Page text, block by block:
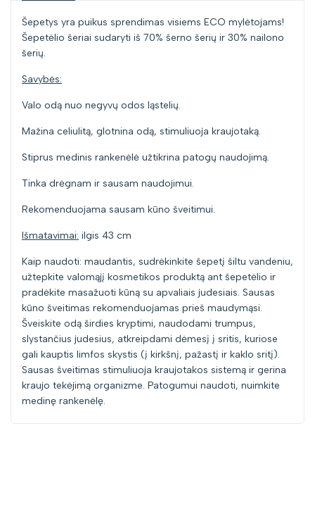
prekei
{{
prekei
Šepetys yra puikus sprendimas visiems ECO mylėtojams!
Šepetėlio šeriai sudaryti iš 70% šerno šerių ir 30% nailono
šerių.
Savybės:
Valo odą nuo negyvų odos ląstelių.
Mažina celiulitą, glotnina odą, stimuliuoja kraujotaką.
Stiprus medinis rankenėlė užtikrina patogų naudojimą.
Tinka drėgnam ir sausam naudojimui.
Rekomenduojama sausam kūno šveitimui.
Išmatavimai: ilgis 43 cm
Kaip naudoti: maudantis, sudrėkinkite šepetį šiltu vandeniu,
užtepkite valomąjį kosmetikos produktą ant šepetėlio ir
pradėkite masažuoti kūną su apvaliais judesiais. Sausas
kūno šveitimas rekomenduojamas prieš maudymąsi.
Šveiskite odą širdies kryptimi, naudodami trumpus,
slystančius judesius, atkreipdami dėmesį į sritis, kuriose
gali kauptis limfos skystis (į kirkšnį, pažastį ir kaklo sritį).
Sausas šveitimas stimuliuoja kraujotakos sistemą ir gerina
kraujo tekėjimą organizme. Patogumui naudoti, nuimkite
medinę rankenėlę.